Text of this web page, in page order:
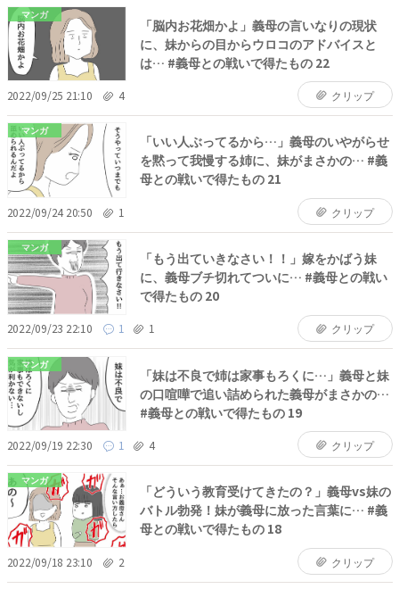
マンガ
「脳内お花畑かよ」義母の言いなりの現状
に、妹からの目からウロコのアドバイスと
は… #義母との戦いで得たもの 22
2022/09/25 21:10 4 クリップ
マンガ
「いい人ぶってるから…」義母のいやがらせ
を黙って我慢する姉に、妹がまさかの… #義
母との戦いで得たもの 21
2022/09/24 20:50 1 クリップ
マンガ
「もう出ていきなさい！！」嫁をかばう妹
に、義母ブチ切れてついに… #義母との戦い
で得たもの 20
2022/09/23 22:10 1 1 クリップ
マンガ
「妹は不良で姉は家事もろくに…」義母と妹
の口喧嘩で追い詰められた義母がまさかの…
#義母との戦いで得たもの 19
2022/09/19 22:30 1 4 クリップ
マンガ
「どういう教育受けてきたの？」義母vs妹の
バトル勃発！妹が義母に放った言葉に… #義
母との戦いで得たもの 18
2022/09/18 23:10 2 クリップ